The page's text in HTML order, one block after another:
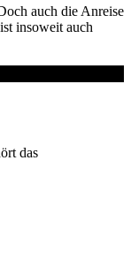
auch die Anreise
insoweit auch
das